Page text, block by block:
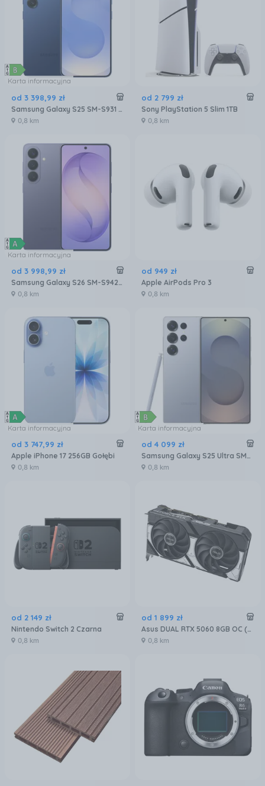
Karta informacyjna
od 3 398,99 zł
Samsung Galaxy S25 SM-S931 12/256GB Granatowy
0,8 km
od 2 799 zł
Sony PlayStation 5 Slim 1TB
0,8 km
Karta informacyjna
od 3 998,99 zł
Samsung Galaxy S26 SM-S942 12/256GB Fioletowy
0,8 km
od 949 zł
Apple AirPods Pro 3
0,8 km
Karta informacyjna
od 3 747,99 zł
Apple iPhone 17 256GB Gołębi
0,8 km
Karta informacyjna
od 4 099 zł
Samsung Galaxy S25 Ultra SM-S938 12/256GB Tytanowy Niebieski
0,8 km
od 2 149 zł
Nintendo Switch 2 Czarna
0,8 km
od 1 899 zł
Asus DUAL RTX 5060 8GB OC (90YV0N12M0NA00)
0,8 km